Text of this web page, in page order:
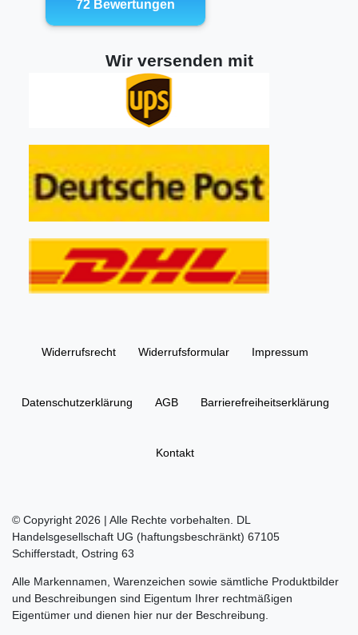
Wir versenden mit
Widerrufs­recht Widerrufs­formular Impressum
Daten­schutz­erklärung AGB Barrierefreiheitserklärung
Kontakt
© Copyright 2026 | Alle Rechte vorbehalten. DL
Handelsgesellschaft UG (haftungsbeschränkt) 67105
Schifferstadt, Ostring 63
Alle Markennamen, Warenzeichen sowie sämtliche Produktbilder
und Beschreibungen sind Eigentum Ihrer rechtmäßigen
Eigentümer und dienen hier nur der Beschreibung.